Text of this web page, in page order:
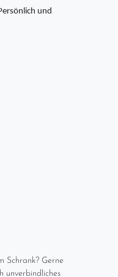
und
Schrank? Gerne
unverbindliches